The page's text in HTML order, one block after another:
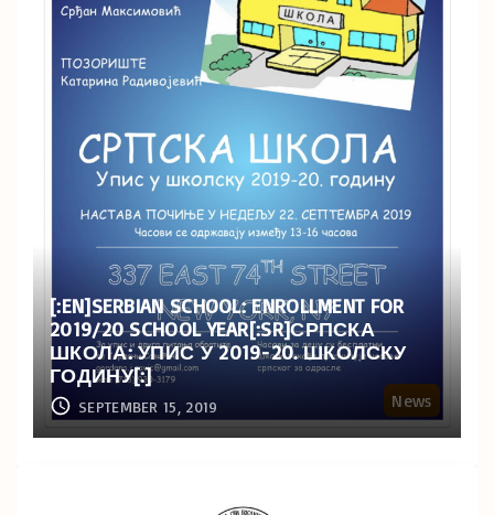
News
[:EN]SERBIAN SCHOOL: ENROLLMENT FOR
2019/20 SCHOOL YEAR[:SR]СРПСКА
ШКОЛА: УПИС У 2019-20. ШКОЛСКУ
ГОДИНУ[:]
SEPTEMBER 15, 2019